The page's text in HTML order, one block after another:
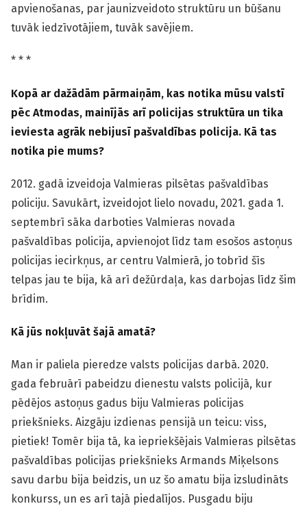
apvienošanas, par jaunizveidoto struktūru un būšanu
tuvāk iedzīvotājiem, tuvāk savējiem.
* * *
Kopā ar dažādām pārmaiņām, kas notika mūsu valstī
pēc Atmodas, mainījās arī policijas struktūra un tika
ieviesta agrāk nebijusī pašvaldības policija. Kā tas
notika pie mums?
2012. gadā izveidoja Valmieras pilsētas pašvaldības
policiju. Savukārt, izveidojot lielo novadu, 2021. gada 1.
septembrī sāka darboties Valmieras novada
pašvaldības policija, apvienojot līdz tam esošos astoņus
policijas iecirkņus, ar centru Valmierā, jo tobrīd šīs
telpas jau te bija, kā arī dežūrdaļa, kas darbojas līdz šim
brīdim.
Kā jūs nokļuvāt šajā amatā?
Man ir paliela pieredze valsts policijas darbā. 2020.
gada februārī pabeidzu dienestu valsts policijā, kur
pēdējos astoņus gadus biju Valmieras policijas
priekšnieks. Aizgāju izdienas pensijā un teicu: viss,
pietiek! Tomēr bija tā, ka iepriekšējais Valmieras pilsētas
pašvaldības policijas priekšnieks Armands Miķelsons
savu darbu bija beidzis, un uz šo amatu bija izsludināts
konkurss, un es arī tajā piedalījos. Pusgadu biju